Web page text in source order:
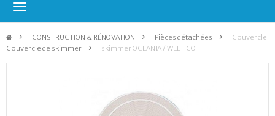
Navigation
> CONSTRUCTION & RÉNOVATION > Pièces détachées
>
Couvercle de skimmer
>
Couvercle
skimmer OCEANIA / WELTICO